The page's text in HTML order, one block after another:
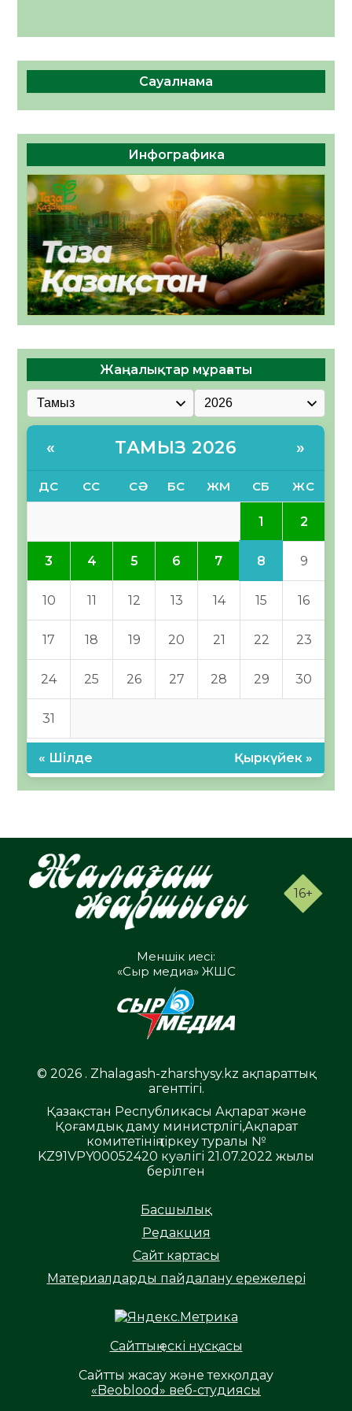
Сауалнама
Инфографика
Жаңалықтар мұрағаты
« ТАМЫЗ 2026 »
ДС СС СӘ БС ЖМ СБ ЖС
1 2
3 4 5 6 7 8 9
10 11 12 13 14 15 16
17 18 19 20 21 22 23
24 25 26 27 28 29 30
31
« Шілде Қыркүйек »
16+
Меншік иесі:
«Сыр медиа» ЖШС
© 2026 . Zhalagash-zharshysy.kz ақпараттық
агенттігі.
Қазақстан Республикасы Ақпарат және
Қоғамдық даму министрлігі,Ақпарат
комитетінің тіркеу туралы №
KZ91VPY00052420 куәлігі 21.07.2022 жылы
берілген
Басшылық
Редакция
Сайт картасы
Материалдарды пайдалану ережелері
Сайттың ескі нұсқасы
Сайтты жасау және техқолдау
«Beoblood» веб-студиясы